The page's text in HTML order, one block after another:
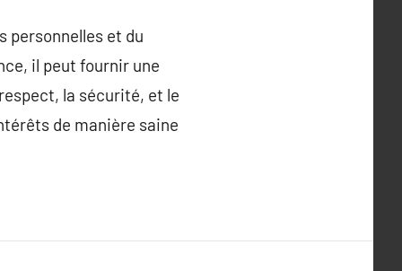
personnelles et du
il peut fournir une
la sécurité, et le
de manière saine